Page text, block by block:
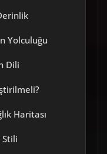
Yolculuğu
Dili
Haritası